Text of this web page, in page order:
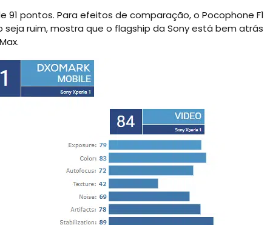
pontos. Para efeitos de comparação, o Pocophone F1
seja ruim, mostra que o flagship da Sony está bem atrás